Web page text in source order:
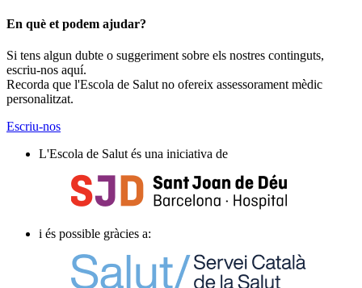
En què et podem ajudar?
Si tens algun dubte o suggeriment sobre els nostres continguts,
escriu-nos aquí.
Recorda que l'Escola de Salut no ofereix assessorament mèdic
personalitzat.
Escriu-nos
L'Escola de Salut és una iniciativa de
i és possible gràcies a: